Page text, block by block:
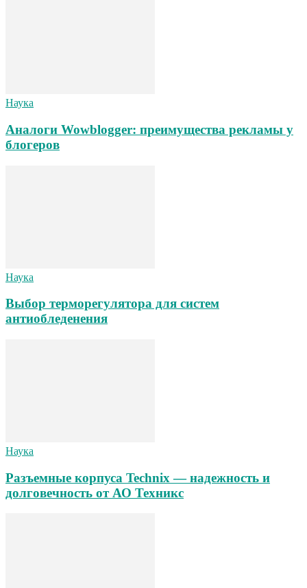
Наука
Аналоги Wowblogger: преимущества рекламы у
блогеров
Наука
Выбор терморегулятора для систем
антиобледенения
Наука
Разъемные корпуса Technix — надежность и
долговечность от АО Техникс